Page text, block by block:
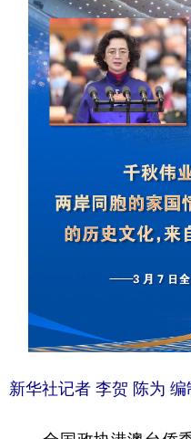
新华社记者 李贺 陈为 编